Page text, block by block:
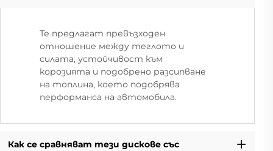
Те предлагат превъзходен
отношение между теглото и
силата, устойчивост към
корозията и подобрено разсипване
на топлина, което подобрява
перформанса на автомобила.
Как се сравняват тези дискове със